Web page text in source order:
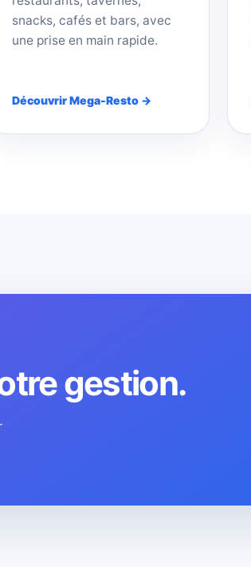
snacks, cafés et bars, avec
une prise en main rapide.
Découvrir Mega-Resto →
gestion.